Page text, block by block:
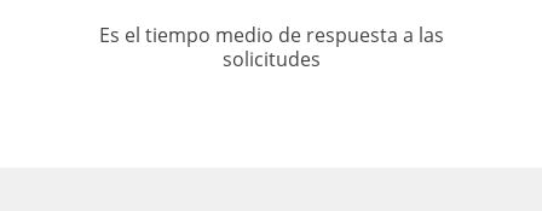
Es el tiempo medio de respuesta a las
solicitudes